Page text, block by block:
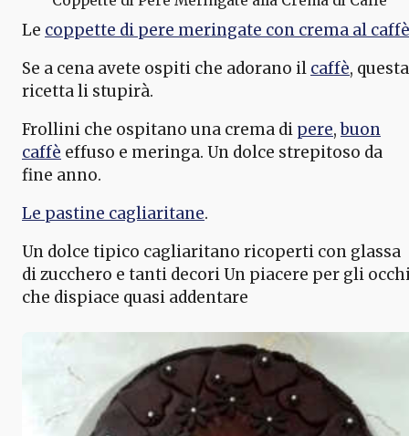
Le coppette di pere meringate con crema al caffè
Se a cena avete ospiti che adorano il caffè, questa
ricetta li stupirà.
Frollini che ospitano una crema di pere,buon
caffè effuso e meringa. Un dolce strepitoso da
fine anno.
Le pastine cagliaritane.
Un dolce tipico cagliaritano ricoperti con glassa
di zucchero e tanti decori Un piacere per gli
che dispiace quasi addentare